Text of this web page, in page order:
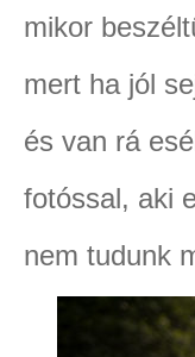
mikor
mert ha jól
és van rá
fotóssal, aki
nem tudunk